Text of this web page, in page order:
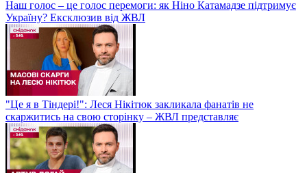
Наш голос – це голос перемоги: як Ніно Катамадзе підтримує
Україну? Ексклюзив від ЖВЛ
"Це я в Тіндері!": Леся Нікітюк закликала фанатів не
скаржитись на свою сторінку – ЖВЛ представляє